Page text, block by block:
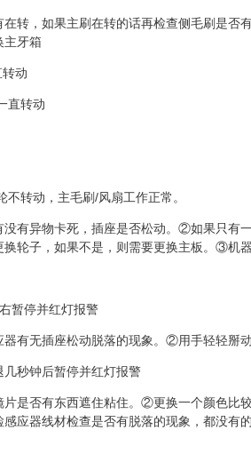
转，如果主刷在转的话再检查侧毛刷是
主牙箱
动
直转动
不转动，主毛刷/风扇工作正常。
有异物卡死，插座是否松动。②如果只有
轮子，如果不是，则需要更换主板。③机
暂停并红灯报警
有无插座松动脱落的现象。②用手轻轻掰
秒钟后暂停并红灯报警
是否有东西遮住粘住。②更换一个颜色比
应器线材检查是否有脱落的现象，都没有